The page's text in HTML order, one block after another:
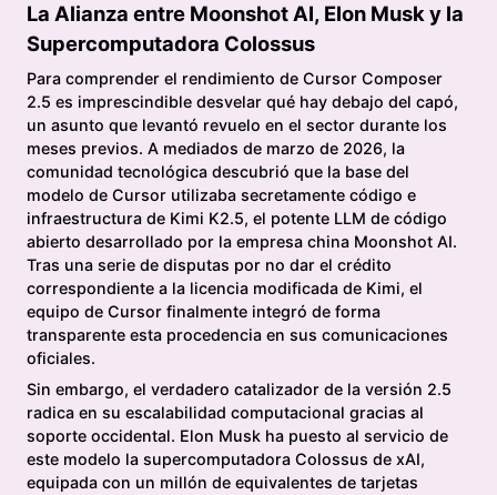
La Alianza entre Moonshot AI, Elon Musk y la
Supercomputadora Colossus
Para comprender el rendimiento de Cursor Composer
2.5 es imprescindible desvelar qué hay debajo del capó,
un asunto que levantó revuelo en el sector durante los
meses previos. A mediados de marzo de 2026, la
comunidad tecnológica descubrió que la base del
modelo de Cursor utilizaba secretamente código e
infraestructura de Kimi K2.5, el potente LLM de código
abierto desarrollado por la empresa china Moonshot AI.
Tras una serie de disputas por no dar el crédito
correspondiente a la licencia modificada de Kimi, el
equipo de Cursor finalmente integró de forma
transparente esta procedencia en sus comunicaciones
oficiales.
Sin embargo, el verdadero catalizador de la versión 2.5
radica en su escalabilidad computacional gracias al
soporte occidental. Elon Musk ha puesto al servicio de
este modelo la supercomputadora Colossus de xAI,
equipada con un millón de equivalentes de tarjetas